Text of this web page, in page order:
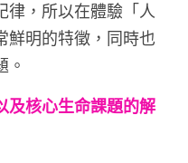
律，所以在體驗「人
鮮明的特徵，同時也
。
及核心生命課題的解